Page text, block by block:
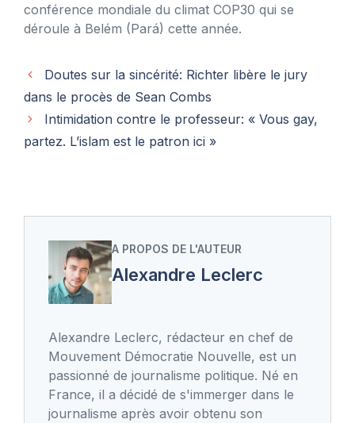
conférence mondiale du climat COP30 qui se
déroule à Belém (Pará) cette année.
Doutes sur la sincérité: Richter libère le jury
dans le procès de Sean Combs
Intimidation contre le professeur: « Vous gay,
partez. L’islam est le patron ici »
A PROPOS DE L'AUTEUR
Alexandre Leclerc
Alexandre Leclerc, rédacteur en chef de
Mouvement Démocratie Nouvelle, est un
passionné de journalisme politique. Né en
France, il a décidé de s'immerger dans le
journalisme après avoir obtenu son